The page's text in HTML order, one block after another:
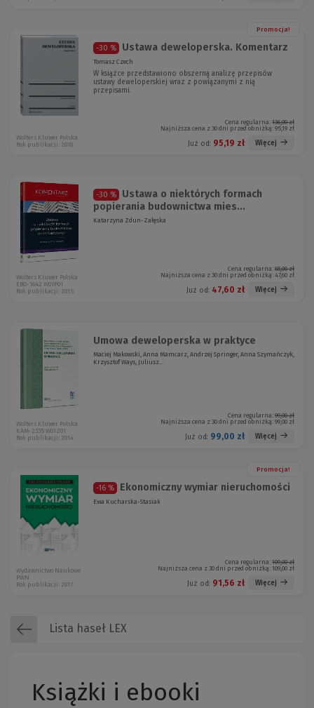
Promocja!
-30 % Ustawa deweloperska. Komentarz
Tomasz Czech
W książce przedstawiono obszerną analizę przepisów
ustawy deweloperskiej wraz z powiązanymi z nią
przepisami.
Cena regularna: 136,00 zł
Najniższa cena z 30 dni przed obniżką: 95,19 zł
Już od: 95,19 zł Więcej
Wolters Kluwer Polska
Rok publikacji: 2018
-30 %
Ustawa o niektórych formach
popierania budownictwa mies...
Katarzyna Zdun-Załęska
Cena regularna: 68,00 zł
Najniższa cena z 30 dni przed obniżką: 47,60 zł
Już od: 47,60 zł Więcej
Wolters Kluwer Polska
EBO-1642 W01P01
Rok publikacji: 2015
Umowa deweloperska w praktyce
Maciej Makowski, Anna Mamcarz, Andrzej Springer, Anna Szymańczyk,
Krzysztof Ways, Juliusz...
Cena regularna: 99,00 zł
Najniższa cena z 30 dni przed obniżką: 99,00 zł
Już od: 99,00 zł Więcej
Wolters Kluwer Polska
KAM-2335 W01Z01
Rok publikacji: 2014
Promocja!
-16 % Ekonomiczny wymiar nieruchomości
Ewa Kucharska-Stasiak
Cena regularna: 109,00 zł
Najniższa cena z 30 dni przed obniżką: 109,00 zł
Już od: 91,56 zł Więcej
Wydawnictwo Naukowe
PWN
Rok publikacji: 2017
Lista haseł LEX
Książki i ebooki